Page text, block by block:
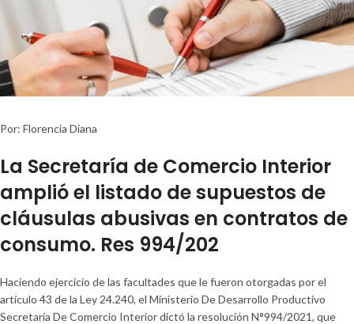
Por: Florencia Diana
La Secretaría de Comercio Interior
amplió el listado de supuestos de
cláusulas abusivas en contratos de
consumo. Res 994/202
Haciendo ejercicio de las facultades que le fueron otorgadas por el
artículo 43 de la Ley 24.240, el Ministerio De Desarrollo Productivo
Secretaría De Comercio Interior dictó la resolución N°994/2021, que